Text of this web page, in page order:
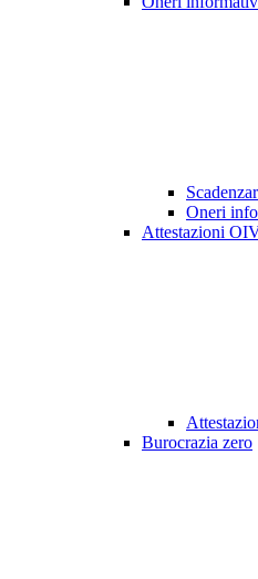
Oneri
Attestazioni
Burocrazia zero